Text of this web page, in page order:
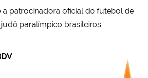
a patrocinadora oficial do futebol de
paralímpico brasileiros.